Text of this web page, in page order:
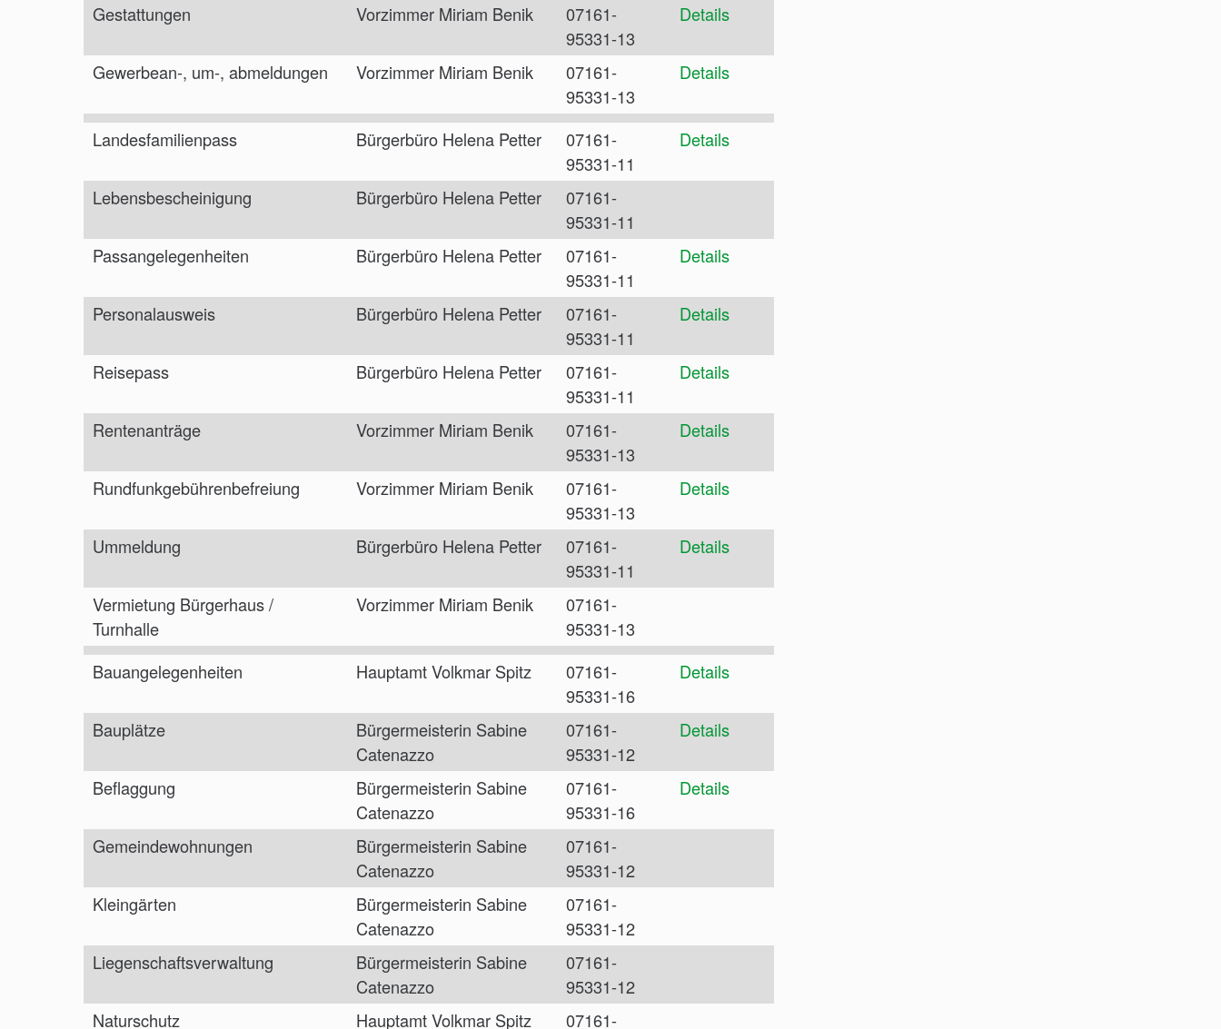
Gestattungen
Vorzimmer Miriam Benik
07161-
95331-13
Details
Gewerbean-, um-, abmeldungen Vorzimmer Miriam Benik
07161-
95331-13
Details
Landesfamilienpass Bürgerbüro Helena Petter
07161-
95331-11
Details
Lebensbescheinigung Bürgerbüro Helena Petter
07161-
95331-11
Passangelegenheiten
Bürgerbüro Helena Petter
07161-
95331-11
Details
Personalausweis Bürgerbüro Helena Petter
07161-
95331-11
Details
Reisepass Bürgerbüro Helena Petter
07161-
95331-11
Details
Rentenanträge Vorzimmer Miriam Benik
07161-
95331-13
Details
Rundfunkgebührenbefreiung Vorzimmer Miriam Benik
07161-
95331-13
Details
Ummeldung Bürgerbüro Helena Petter
07161-
95331-11
Details
Vermietung Bürgerhaus /
Turnhalle
Vorzimmer Miriam Benik
07161-
95331-13
Bauangelegenheiten
Hauptamt Volkmar Spitz
07161-
95331-16
Details
Bauplätze
Bürgermeisterin Sabine
Catenazzo
07161-
95331-12
Details
Beflaggung
Bürgermeisterin Sabine
Catenazzo
07161-
95331-16
Details
Gemeindewohnungen
Bürgermeisterin Sabine
Catenazzo
07161-
95331-12
Kleingärten
Bürgermeisterin Sabine
Catenazzo
07161-
95331-12
Liegenschaftsverwaltung
Bürgermeisterin Sabine
Catenazzo
07161-
95331-12
Naturschutz
Hauptamt Volkmar Spitz 07161-